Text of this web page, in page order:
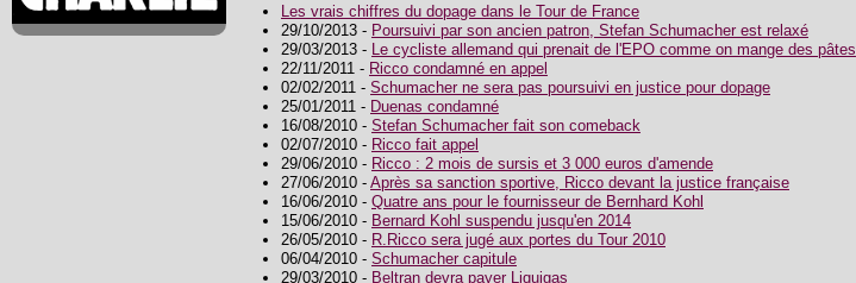
Les vrais chiffres du dopage dans le Tour de France
29/10/2013 - Poursuivi par son ancien patron, Stefan Schumacher est relaxé
29/03/2013 - Le cycliste allemand qui prenait de l'EPO comme on mange des pâtes
22/11/2011 - Ricco condamné en appel
02/02/2011 - Schumacher ne sera pas poursuivi en justice pour dopage
25/01/2011 - Duenas condamné
16/08/2010 - Stefan Schumacher fait son comeback
02/07/2010 - Ricco fait appel
29/06/2010 - Ricco : 2 mois de sursis et 3 000 euros d'amende
27/06/2010 - Après sa sanction sportive, Ricco devant la justice française
16/06/2010 - Quatre ans pour le fournisseur de Bernhard Kohl
15/06/2010 - Bernard Kohl suspendu jusqu'en 2014
26/05/2010 - R.Ricco sera jugé aux portes du Tour 2010
06/04/2010 - Schumacher capitule
29/03/2010 - Beltran devra payer Liquigas